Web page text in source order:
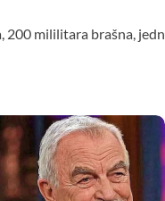
mililitara brašna,